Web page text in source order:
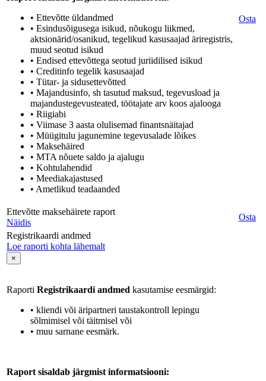
• Ettevõtte üldandmed
• Esindusõigusega isikud, nõukogu liikmed,
aktsionärid/osanikud, tegelikud kasusaajad äriregistris,
muud seotud isikud
• Endised ettevõttega seotud juriidilised isikud
• Creditinfo tegelik kasusaajad
• Tütar- ja sidusettevõtted
• Majandusinfo, sh tasutud maksud, tegevusload ja
majandustegevusteated, töötajate arv koos ajalooga
• Riigiabi
• Viimase 3 aasta olulisemad finantsnäitajad
• Müügitulu jagunemine tegevusalade lõikes
• Maksehäired
• MTA nõuete saldo ja ajalugu
• Kohtulahendid
• Meediakajastused
• Ametlikud teadaanded
Osta
Ettevõtte maksehäirete raport
Näidis
Osta
Registrikaardi andmed
Loe raporti kohta lähemalt
×
Raporti Registrikaardi andmed kasutamise eesmärgid:
• kliendi või äripartneri taustakontroll lepingu
sõlmimisel või täitmisel või
• muu sarnane eesmärk.
Raport sisaldab järgmist informatsiooni: